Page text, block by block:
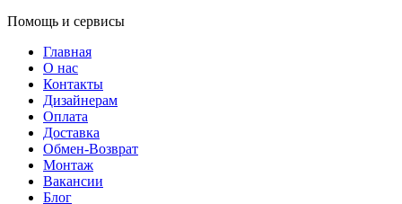
Помощь и сервисы
Главная
О нас
Контакты
Дизайнерам
Оплата
Доставка
Обмен-Возврат
Монтаж
Вакансии
Блог